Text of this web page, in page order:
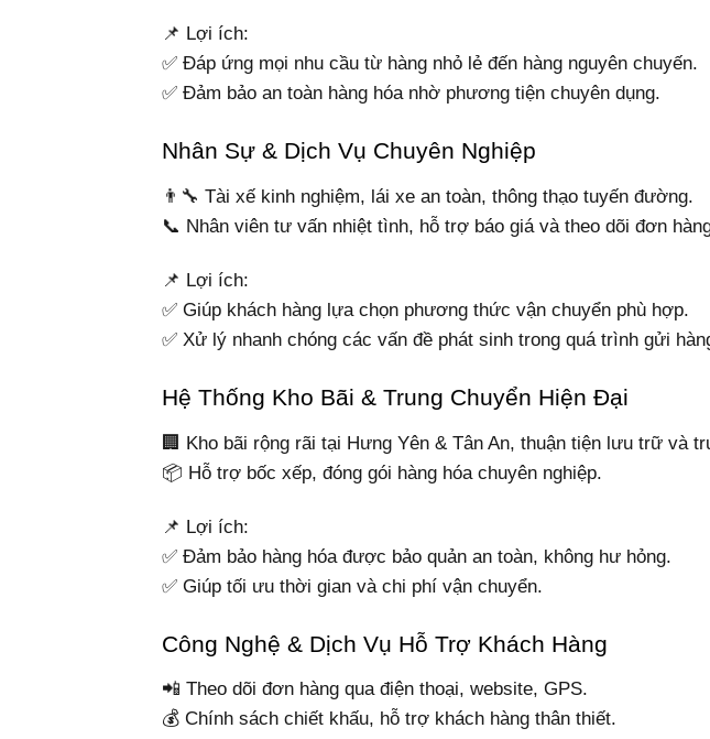
📌 Lợi ích:
✅ Đáp ứng mọi nhu cầu từ hàng nhỏ lẻ đến hàng nguyên chuyến.
✅ Đảm bảo an toàn hàng hóa nhờ phương tiện chuyên dụng.
Nhân Sự & Dịch Vụ Chuyên Nghiệp
👨‍🔧 Tài xế kinh nghiệm, lái xe an toàn, thông thạo tuyến đường.
📞 Nhân viên tư vấn nhiệt tình, hỗ trợ báo giá và theo dõi đơn
📌 Lợi ích:
✅ Giúp khách hàng lựa chọn phương thức vận chuyển phù hợp.
✅ Xử lý nhanh chóng các vấn đề phát sinh trong quá trình gửi
Hệ Thống Kho Bãi & Trung Chuyển Hiện Đại
🏢 Kho bãi rộng rãi tại Hưng Yên & Tân An, thuận tiện lưu trữ và
📦 Hỗ trợ bốc xếp, đóng gói hàng hóa chuyên nghiệp.
📌 Lợi ích:
✅ Đảm bảo hàng hóa được bảo quản an toàn, không hư hỏng.
✅ Giúp tối ưu thời gian và chi phí vận chuyển.
Công Nghệ & Dịch Vụ Hỗ Trợ Khách Hàng
📲 Theo dõi đơn hàng qua điện thoại, website, GPS.
💰 Chính sách chiết khấu, hỗ trợ khách hàng thân thiết.